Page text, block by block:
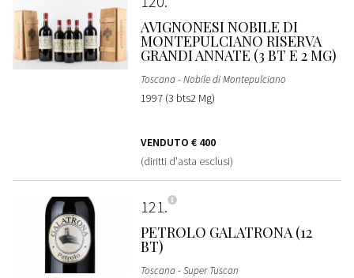
AVIGNONESI NOBILE DI
MONTEPULCIANO RISERVA
GRANDI ANNATE (3 BT E 2 MG)
Toscana - Nobile di Montepulciano
1997 (3 bts2 Mg)
VENDUTO € 400
(diritti d'asta esclusi)
121
PETROLO GALATRONA (12
BT)
Toscana - Super Tuscan